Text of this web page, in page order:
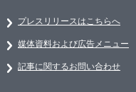
プレスリリースはこちらへ
媒体資料および広告メニュー
記事に関するお問い合わせ